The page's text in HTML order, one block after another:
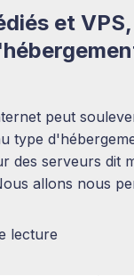
et
peut
type
des serveurs dit
allons nous
au mieux quel
plus
lecture